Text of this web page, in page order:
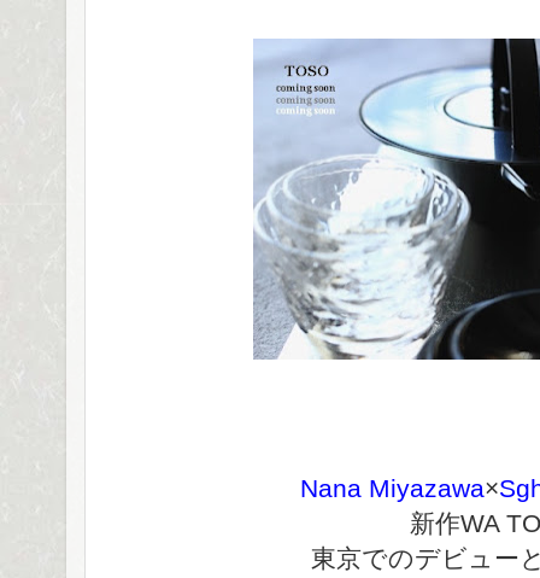
Nana Miyazawa×
新作WA
東京でのデビュー